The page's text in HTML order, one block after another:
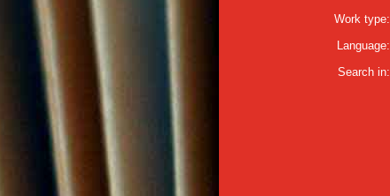
Work type:
Language:
Search in: